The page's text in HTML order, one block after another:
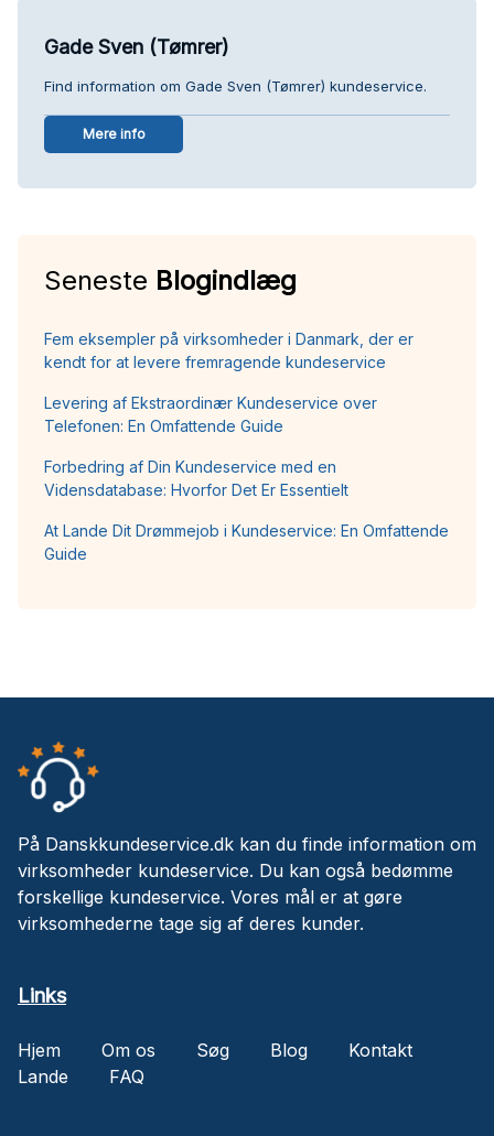
Gade Sven (Tømrer)
Find information om Gade Sven (Tømrer) kundeservice.
Mere info
Seneste Blogindlæg
Fem eksempler på virksomheder i Danmark, der er
kendt for at levere fremragende kundeservice
Levering af Ekstraordinær Kundeservice over
Telefonen: En Omfattende Guide
Forbedring af Din Kundeservice med en
Vidensdatabase: Hvorfor Det Er Essentielt
At Lande Dit Drømmejob i Kundeservice: En Omfattende
Guide
På Danskkundeservice.dk kan du finde information om
virksomheder kundeservice. Du kan også bedømme
forskellige kundeservice. Vores mål er at gøre
virksomhederne tage sig af deres kunder.
Links
Hjem Om os Søg Blog
Kontakt
Lande
FAQ